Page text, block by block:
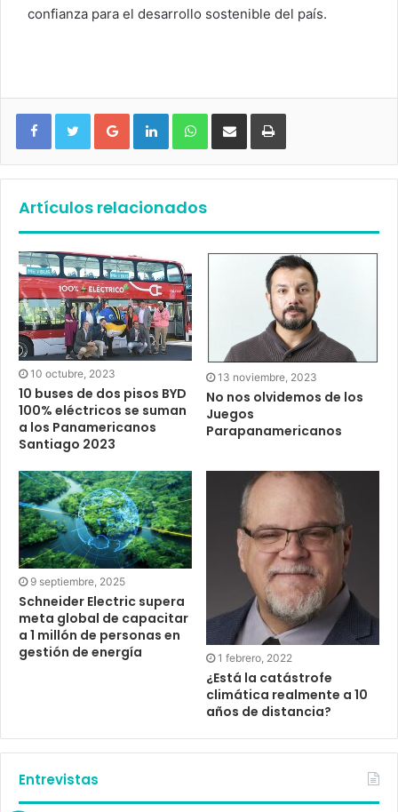
confianza para el desarrollo sostenible del país.
Google+ LinkedIn WhatsApp
Artículos relacionados
10 octubre, 2023
10 buses de dos pisos BYD
100% eléctricos se suman
a los Panamericanos
Santiago 2023
13 noviembre, 2023
No nos olvidemos de los
Juegos
Parapanamericanos
9 septiembre, 2025
Schneider Electric supera
meta global de capacitar
a 1 millón de personas en
gestión de energía
1 febrero, 2022
¿Está la catástrofe
climática realmente a 10
años de distancia?
Entrevistas